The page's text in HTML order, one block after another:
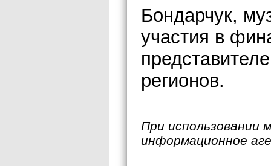
Бондарчук,
участия в
регионов.
При использовании
информационное